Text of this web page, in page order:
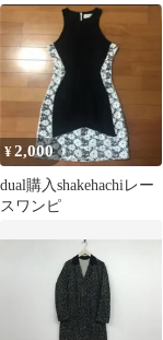
¥2,000
dual購入shakehachiレー
スワンピ